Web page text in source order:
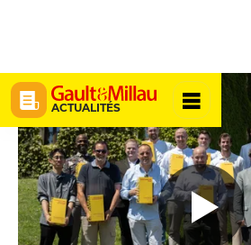
ACTUALITÉS